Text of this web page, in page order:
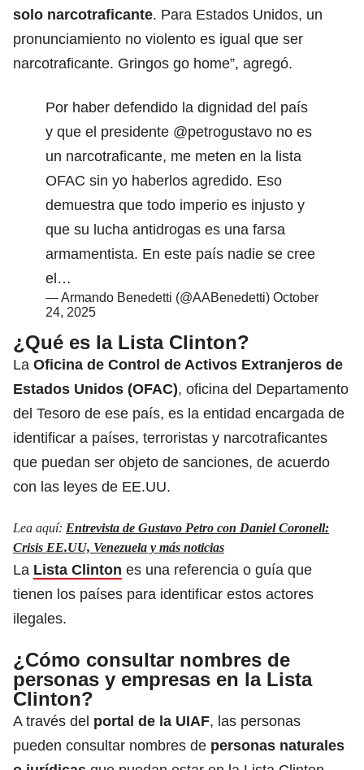
solo narcotraficante. Para Estados Unidos, un
pronunciamiento no violento es igual que ser
narcotraficante. Gringos go home”, agregó.
Por haber defendido la dignidad del país
y que el presidente @petrogustavo no es
un narcotraficante, me meten en la lista
OFAC sin yo haberlos agredido. Eso
demuestra que todo imperio es injusto y
que su lucha antidrogas es una farsa
armamentista. En este país nadie se cree
el…
— Armando Benedetti (@AABenedetti) October
24, 2025
¿Qué es la Lista Clinton?
La Oficina de Control de Activos Extranjeros de
Estados Unidos (OFAC), oficina del Departamento
del Tesoro de ese país, es la entidad encargada de
identificar a países, terroristas y narcotraficantes
que puedan ser objeto de sanciones, de acuerdo
con las leyes de EE.UU.
Lea aquí: Entrevista de Gustavo Petro con Daniel Coronell:
Crisis EE.UU, Venezuela y más noticias
La Lista Clinton es una referencia o guía que
tienen los países para identificar estos actores
ilegales.
¿Cómo consultar nombres de
personas y empresas en la Lista
Clinton?
A través del portal de la UIAF, las personas
pueden consultar nombres de personas naturales